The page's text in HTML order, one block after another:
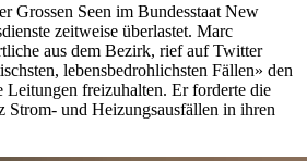
Grossen Seen im Bundesstaat New
zeitweise überlastet. Marc
aus dem Bezirk, rief auf Twitter
lebensbedrohlichsten Fällen» den
freizuhalten. Er forderte die
Strom- und Heizungsausfällen in ihren